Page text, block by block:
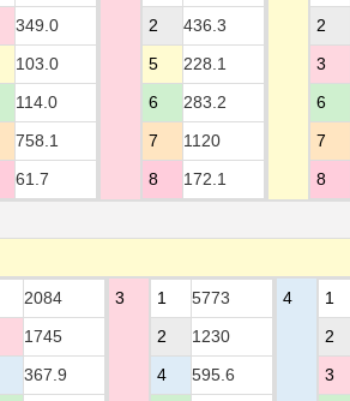
349.0
103.0
114.0
758.1
61.7
2
436.3
5
228.1
6
283.2
7
1120
8
172.1
2
3
6
7
8
2084
1745
367.9
3 1
5773
2
1230
4
595.6
4 1
2
3